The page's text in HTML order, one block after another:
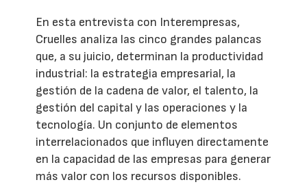
En esta entrevista con Interempresas,
Cruelles analiza las cinco grandes palancas
que, a su juicio, determinan la productividad
industrial: la estrategia empresarial, la
gestión de la cadena de valor, el talento, la
gestión del capital y las operaciones y la
tecnología. Un conjunto de elementos
interrelacionados que influyen directamente
en la capacidad de las empresas para generar
más valor con los recursos disponibles.